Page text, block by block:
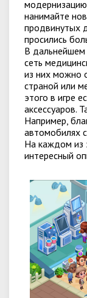
нанимайте
продвинутых
просились
В дальнейшем
сеть
из них можно
страной или
этого в игре
аксессуаров.
Например,
автомобилях
На каждом из
интересный